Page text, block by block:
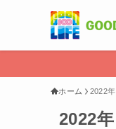
ホーム 2022年
2022年